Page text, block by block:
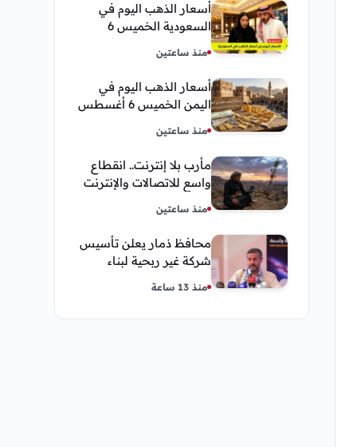
أسعار الذهب اليوم في
السعودية الخميس 6
مباشر
منذ ساعتين
أسعار الذهب اليوم في
اليمن الخميس 6 أغسطس
وعدن
منذ ساعتين
مأرب بلا إنترنت.. انقطاع
واسع للاتصالات والإنترنت
المحافظة
منذ ساعتين
محافظ ذمار يعلن تأسيس
شركة غير ربحية لبناء
منذ 13 ساعة